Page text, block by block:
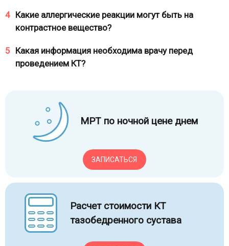
МРТ по ночной цене днем
ЗАПИСАТЬСЯ
Расчет стоимости КТ
тазобедренного сустава
4 Какие аллергические реакции могут быть на
контрастное вещество?
5 Какая информация необходима врачу перед
проведением КТ?